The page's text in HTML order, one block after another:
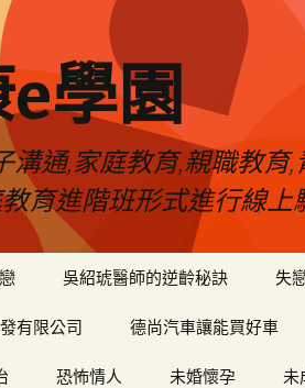
學園
通,家庭教育,親職教
育進階班形式進行線上
吳紹琥醫師的逆齡秘訣 失
有限公司 德尚汽車讓能買好車
恐怖情人 未婚懷孕 未